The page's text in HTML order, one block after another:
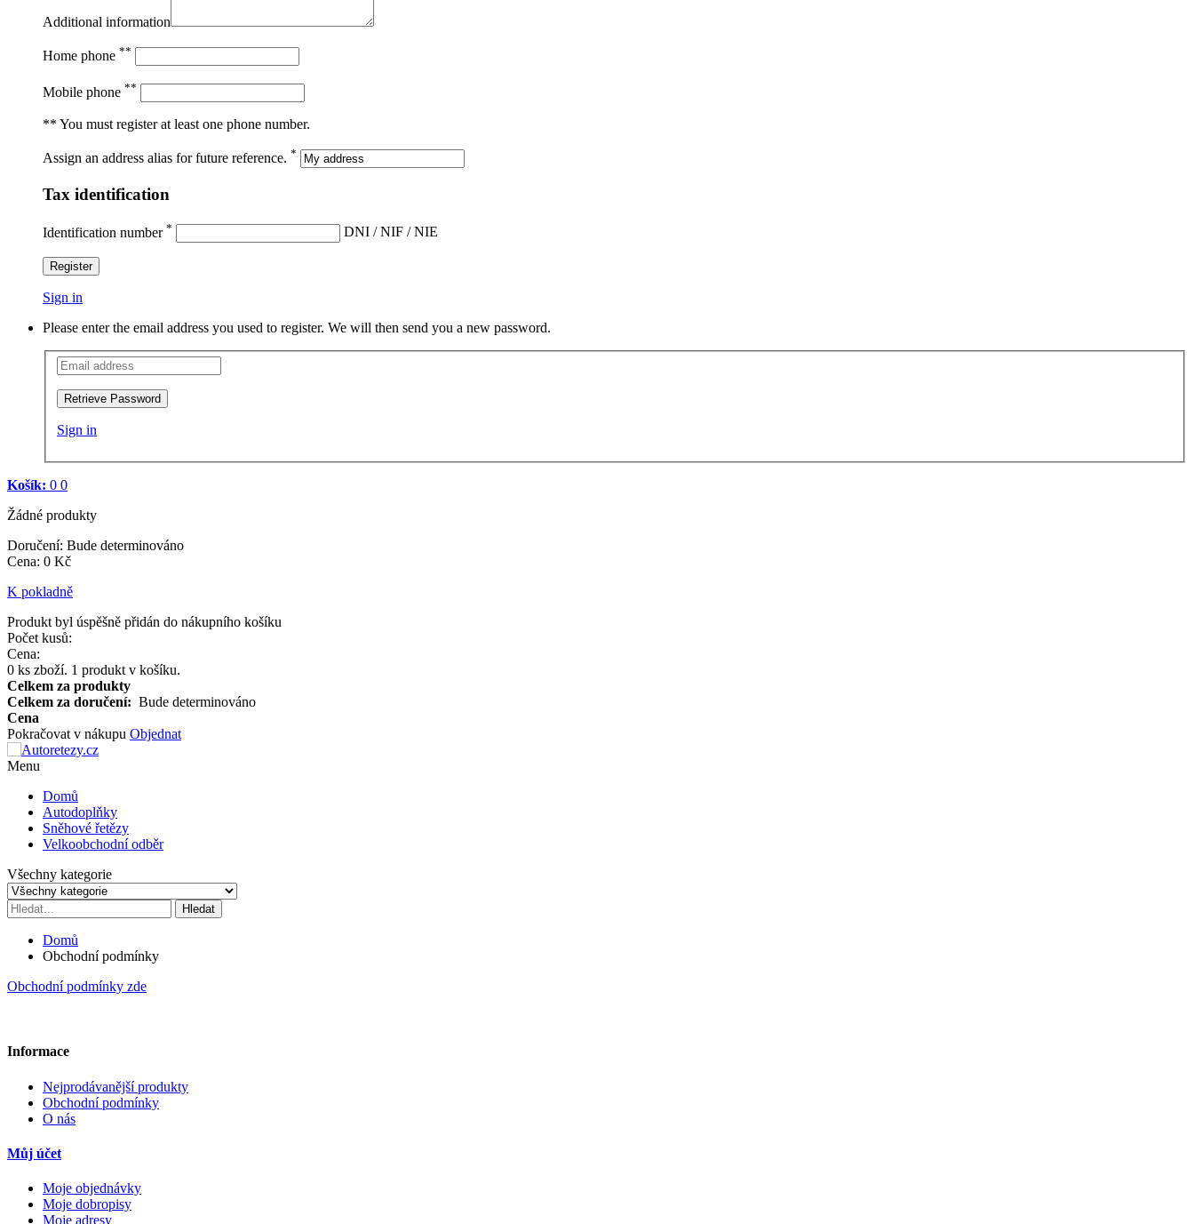
Additional information
Home phone **
Mobile phone **
** You must register at least one phone number.
Assign an address alias for future reference. *
Tax identification
Identification number * DNI / NIF / NIE
Register
Sign in
Please enter the email address you used to register. We will then send you a new password.
Retrieve Password
Sign in
Košík: 0 0
Žádné produkty
Doručení: Bude determinováno
Cena: 0 Kč
K pokladně
Produkt byl úspěšně přidán do nákupního košíku
Počet kusů:
Cena:
0 ks zboží. 1 produkt v košíku.
Celkem za produkty
Celkem za doručení: Bude determinováno
Cena
Pokračovat v nákupu Objednat
Menu
Domů
Autodoplňky
Sněhové řetězy
Velkoobchodní odběr
Všechny kategorie
Hledat
Domů
Obchodní podmínky
Obchodní podmínky zde
Informace
Nejprodávanější produkty
Obchodní podmínky
O nás
Můj účet
Moje objednávky
Moje dobropisy
Moje adresy